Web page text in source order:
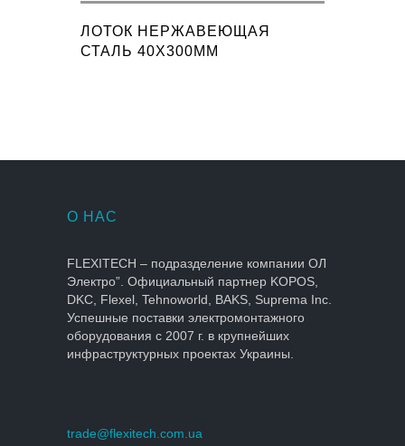
ЛОТОК НЕРЖАВЕЮЩАЯ
СТАЛЬ 40X300ММ
О НАС
FLEXITECH – подразделение компании ОЛ
Электро”. Официальный партнер KOPOS,
DKC, Flexel, Tehnoworld, BAKS, Suprema Inc.
Успешные поставки электромонтажного
оборудования с 2007 г. в крупнейших
инфраструктурных проектах Украины.
trade@flexitech.com.ua